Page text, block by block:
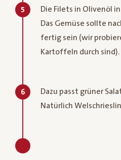
5
Die Filets in Olivenöl
Das Gemüse sollte
fertig sein (wir
Kartoffeln durch sind).
6
Dazu passt grüner
Natürlich